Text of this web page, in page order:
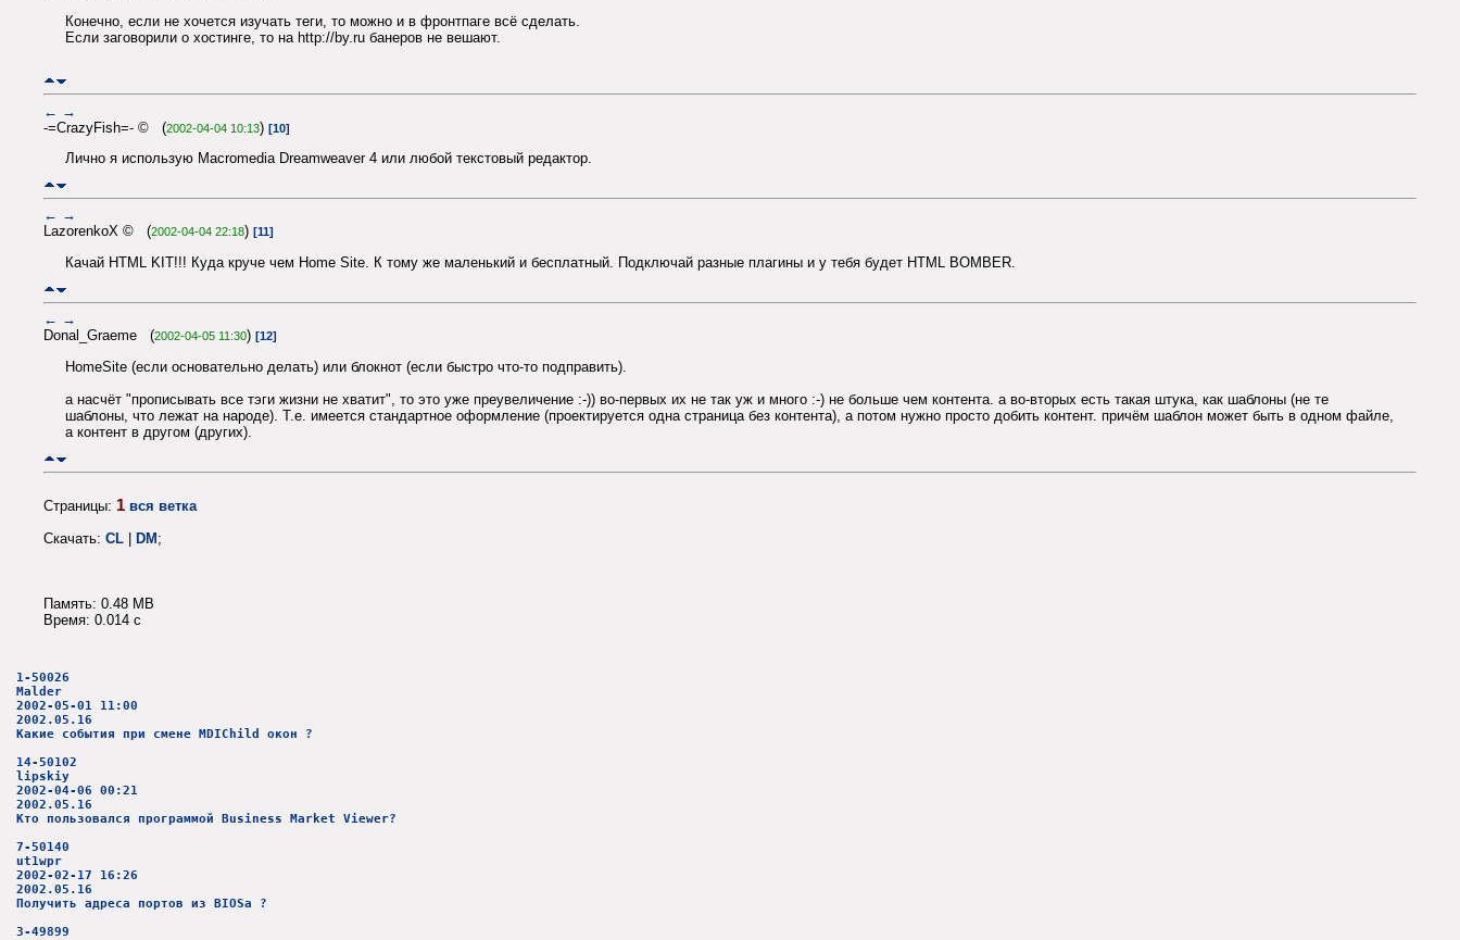
Конечно, если не хочется изучать теги, то можно и в фронтпаге всё сделать.
Если заговорили о хостинге, то на http://by.ru банеров не вешают.
← →
-=CrazyFish=- © (2002-04-04 10:13) [10]
Лично я использую Macromedia Dreamweaver 4 или любой текстовый редактор.
← →
LazorenkoX © (2002-04-04 22:18) [11]
Качай HTML KIT!!! Куда круче чем Home Site. К тому же маленький и бесплатный. Подключай разные плагины и у тебя будет HTML BOMBER.
← →
Donal_Graeme (2002-04-05 11:30) [12]
HomeSite (если основательно делать) или блокнот (если быстро что-то подправить).
а насчёт "прописывать все тэги жизни не хватит", то это уже преувеличение :-)) во-первых их не так уж и много :-) не больше чем контента. а во-вторых есть такая штука, как шаблоны (не те
шаблоны, что лежат на народе). Т.е. имеется стандартное оформление (проектируется одна страница без контента), а потом нужно просто добить контент. причём шаблон может быть в одном файле,
а контент в другом (других).
Страницы: 1 вся ветка
Скачать: CL DM ;
Память: 0.48 MB
Время: 0.014 c
1-50026
Malder
2002-05-01 11:00
2002.05.16
Какие события при смене MDIChild окон ?
14-50102
lipskiy
2002-04-06 00:21
2002.05.16
Кто пользовался программой Business Market Viewer?
7-50140
ut1wpr
2002-02-17 16:26
2002.05.16
Получить адреса портов из BIOSa ?
3-49899